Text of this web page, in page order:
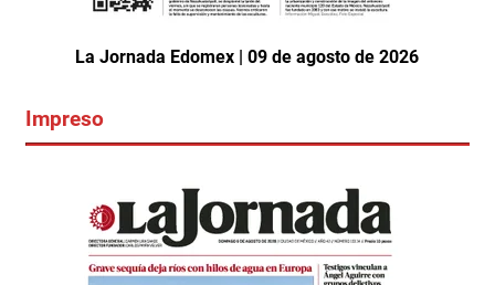
La Jornada Edomex | 09 de agosto de 2026
Impreso